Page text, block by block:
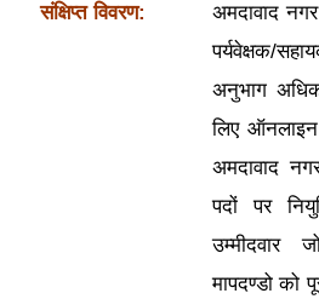
संक्षिप्त विवरण:
अमदावाद
पर्यवेक्षक/
अनुभाग
लिए
अमदावाद
पदों पर
उम्मीदवार
मापदण्डो को